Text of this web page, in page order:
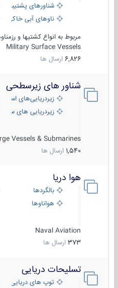
شناورهای پشتیبانی
ناوهای آبی خاکی و
مربوط به انواع کشتیها و
Military Surface Vessels
6,826 ارسال ها
شناور های زیرسطحی
زیردریایی‌های
زیردریایی های سبک
Vessels & Submarines
1,540 ارسال ها
هوا دریا
بالگردها
هواناوها
Naval Aviation
373 ارسال ها
تسلیحات دریایی
توپ های دریایی